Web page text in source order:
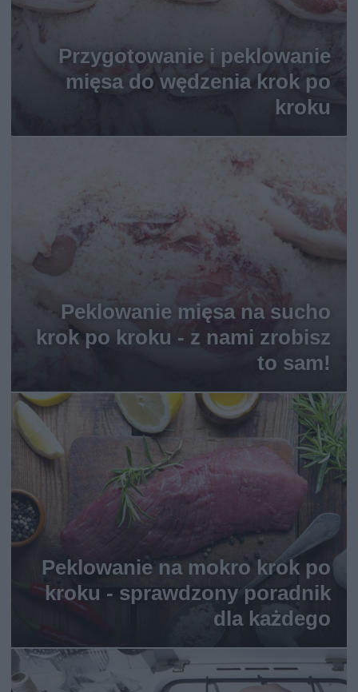
Przygotowanie i peklowanie
mięsa do wędzenia krok po
kroku
Peklowanie mięsa na sucho
krok po kroku - z nami zrobisz
to sam!
Peklowanie na mokro krok po
kroku - sprawdzony poradnik
dla każdego